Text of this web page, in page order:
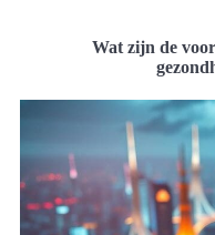
Wat zijn de